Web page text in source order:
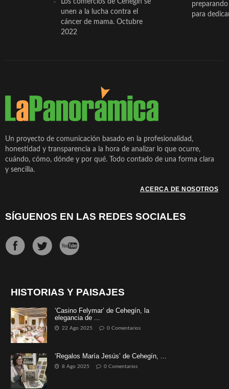
unen a la lucha contra el
cáncer de mama. Octubre
2022
para
Un proyecto de comunicación basado en la profesionalidad,
honestidad y transparencia a la hora de analizar lo que ocurre,
cuándo, cómo, dónde y por qué. Todo contado de una forma clara
y sencilla.
ACERCA DE NOSOTROS
SÍGUENOS EN LAS REDES SOCIALES
HISTORIAS Y PAISAJES
‘Casino Felymar’ de Cehegín, la
elegancia de ...
22 Ago 2025 0 Comentarios
‘Regalos María Jesús’ de Cehegín, ...
8 Ago 2025 0 Comentarios